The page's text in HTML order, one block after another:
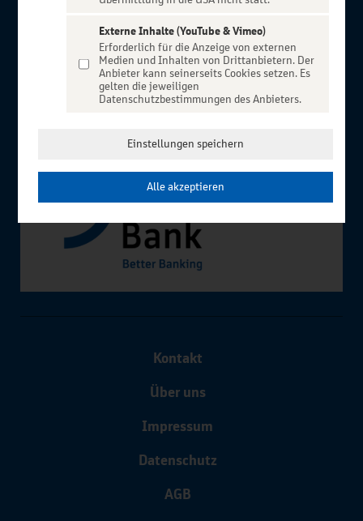
Service für alle Kunden der BBBank. Auf unserem einzigartigen
Portal finden Sie Tickets für atemberaubende Konzerte,
Musicals und Shows, die Fußball-Bundesliga sowie die
Champions League und die Europa League.
In Zusammenarbeit mit
Kontakt
Über uns
Impressum
Datenschutz
AGB
Externe Inhalte (YouTube & Vimeo)
Erforderlich für die Anzeige von externen
Medien und Inhalten von Drittanbietern. Der
Anbieter kann seinerseits Cookies setzen. Es
gelten die jeweiligen
Datenschutzbestimmungen des Anbieters.
Einstellungen speichern
Alle akzeptieren